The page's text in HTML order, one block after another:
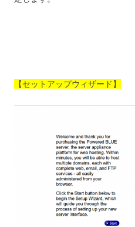
【セットアップウィザード】